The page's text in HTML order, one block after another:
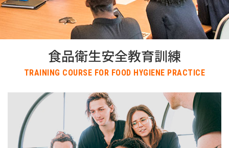
食品衛生安全教育訓練
TRAINING COURSE FOR FOOD HYGIENE PRACTICE